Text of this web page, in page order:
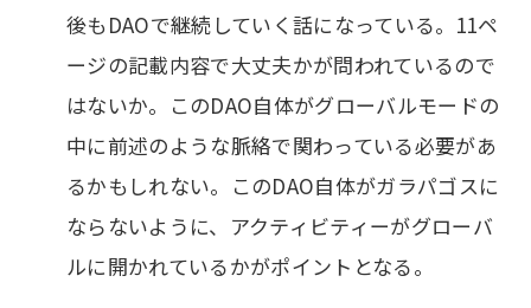
後もDAOで継続していく話になっている。11ペ
ージの記載内容で大丈夫かが問われているので
はないか。このDAO自体がグローバルモードの
中に前述のような脈絡で関わっている必要があ
るかもしれない。このDAO自体がガラパゴスに
ならないように、アクティビティーがグローバ
ルに開かれているかがポイントとなる。